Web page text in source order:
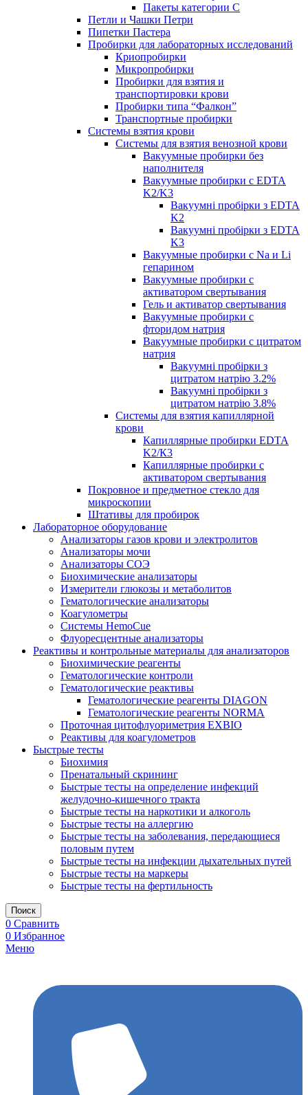
Пакеты категории C
Петли и Чашки Петри
Пипетки Пастера
Пробирки для лабораторных исследований
Криопробирки
Микропробирки
Пробирки для взятия и
транспортировки крови
Пробирки типа “Фалкон”
Транспортные пробирки
Системы взятия крови
Системы для взятия венозной крови
Вакуумные пробирки без
наполнителя
Вакуумные пробирки с EDTA
K2/K3
Вакуумні пробірки з EDTA
K2
Вакуумні пробірки з EDTA
K3
Вакуумные пробирки с Na и Li
гепарином
Вакуумные пробирки с
активатором свертывания
Гель и активатор свертывания
Вакуумные пробирки с
фторидом натрия
Вакуумные пробирки с цитратом
натрия
Вакуумні пробірки з
цитратом натрію 3.2%
Вакуумні пробірки з
цитратом натрію 3.8%
Системы для взятия капиллярной
крови
Капиллярные пробирки EDTA
K2/К3
Капиллярные пробирки с
активатором свертывания
Покровное и предметное стекло для
микроскопии
Штативы для пробирок
Лабораторное оборудование
Анализаторы газов крови и электролитов
Анализаторы мочи
Анализаторы СОЭ
Биохимические анализаторы
Измерители глюкозы и метаболитов
Гематологические анализаторы
Коагулометры
Системы HemoCue
Флуоресцентные анализаторы
Реактивы и контрольные материалы для анализаторов
Биохимические реагенты
Гематологические контроли
Гематологические реактивы
Гематологические реагенты DIAGON
Гематологические реагенты NORMA
Проточная цитофлуориметрия EXBIO
Реактивы для коагулометров
Быстрые тесты
Биохимия
Пренатальный скрининг
Быстрые тесты на определение инфекций
желудочно-кишечного тракта
Быстрые тесты на наркотики и алкоголь
Быстрые тесты на аллергию
Быстрые тесты на заболевания, передающиеся
половым путем
Быстрые тесты на инфекции дыхательных путей
Быстрые тесты на маркеры
Быстрые тесты на фертильность
Поиск
0 Сравнить
0 Избранное
Меню